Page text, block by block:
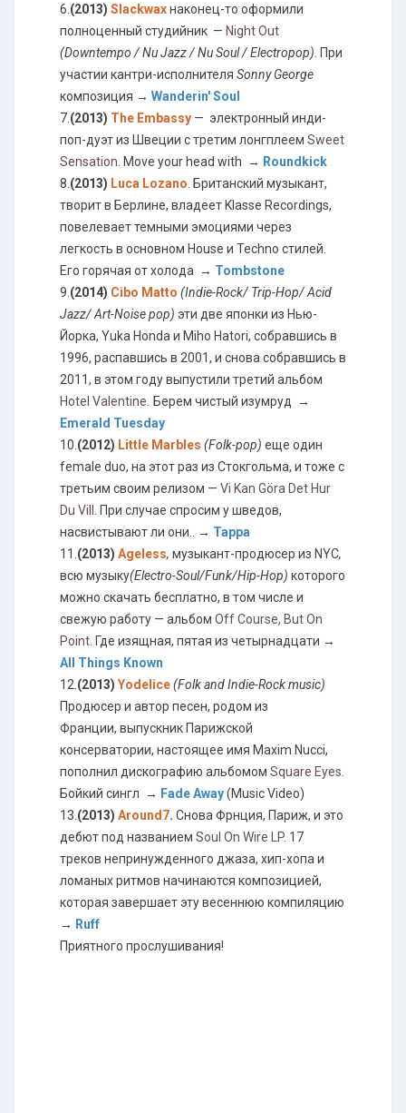
6. (2013) Slackwaxнаконец-то оформили
полноценный студийник — Night Out
(Downtempo / Nu Jazz / Nu Soul / Electropop) . При
участии кантри-исполнителя Sonny George
композиция → Wanderin' Soul
7. (2013) The Embassy — электронный инди-
поп-дуэт из Швеции с третим лонгплеем Sweet
Sensation . Move your head with → Roundkick
8. (2013) Luca Lozano . Британский музыкант,
творит в Берлине, владеет Klasse Recordings,
повелевает темными эмоциями через
легкость в основном House и Techno стилей.
Его горячая от холода → Tombstone
9. (2014) Cibo Matto (Indie-Rock/ Trip-Hop/ Acid
Jazz/ Art-Noise pop) эти две японки из Нью-
Йорка, Yuka Honda и Miho Hatori, собравшись в
1996, распавшись в 2001, и снова собравшись в
2011, в этом году выпустили третий альбом
Hotel Valentine
Берем чистый изумруд →
Emerald Tuesday
10. (2012) Little Marbles (Folk-pop) еще один
female duo, на этот раз из Стокгольма, и тоже с
третьим своим релизом — Vi Kan Göra Det Hur
Du Vill
. При случае спросим у шведов,
насвистывают ли они.. → Tappa
11. (2013) Ageless, музыкант-продюсер из NYC,
всю музыку(Electro-Soul/Funk/Hip-Hop) которого
можно скачать бесплатно, в том числе и
свежую работу — альбом Off Course, But On
Point . Где изящная, пятая из четырнадцати →
All Things Known
12. (2013) Yodelice(Folk and Indie-Rock music)
Продюсер и автор песен, родом из
Франции, выпускник Парижской
консерватории, настоящее имя Maxim Nucci,
пополнил дискографию альбомом Square Eyes
Бойкий сингл → Fade Away(Music Video)
13. (2013) Around7. Снова Фрнция, Париж, и это
дебют под названием Soul On Wire LP. 17
треков непринужденного джаза, хип-хопа и
ломаных ритмов начинаются композицией,
которая завершает эту весеннюю компиляцию
→ Ruff
Приятного прослушивания!